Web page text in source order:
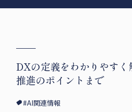
DXの定義をわかりやすく
推進のポイントまで
#AI関連情報